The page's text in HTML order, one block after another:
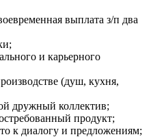
выплата з/п два
и карьерного
(душ, кухня,
дружный коллектив;
продукт;
к диалогу и предложениям;